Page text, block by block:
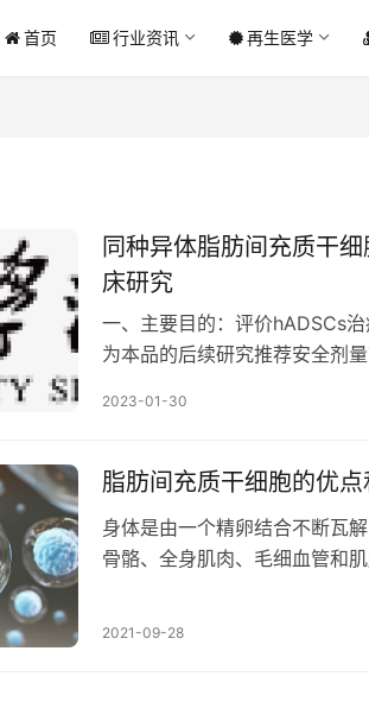
首页 行业资讯 再生医学
同种异体脂肪间充质干
床研究
一、主要目的：评价hADSCs
为本品的后续研究推荐安全
2023-01-30
脂肪间充质干细胞的优点
身体是由一个精卵结合不断瓦
骨骼、全身肌肉、毛细血管和
2021-09-28